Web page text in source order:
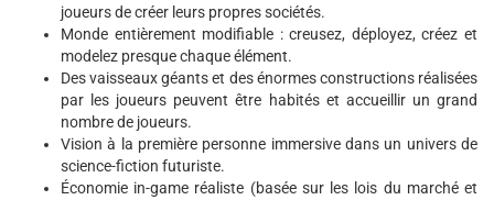
joueurs de créer leurs propres sociétés.
Monde entièrement modifiable : creusez, déployez, créez et
modelez presque chaque élément.
Des vaisseaux géants et des énormes constructions réalisées
par les joueurs peuvent être habités et accueillir un grand
nombre de joueurs.
Vision à la première personne immersive dans un univers de
science-fiction futuriste.
Économie in-game réaliste (basée sur les lois du marché et